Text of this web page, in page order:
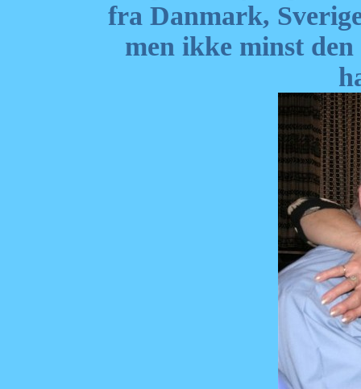
fra Danmark,
men ikke minst